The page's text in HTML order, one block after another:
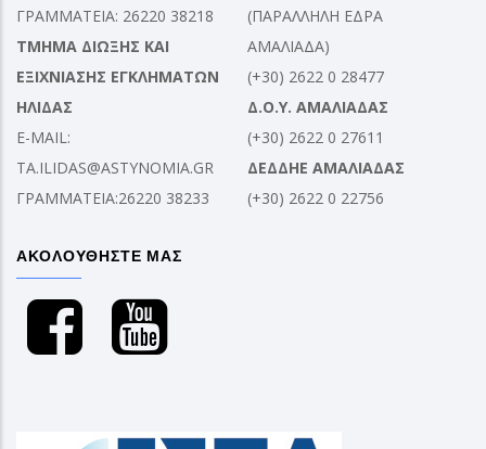
ΓΡΑΜΜΑΤΕΙΑ: 26220 38218
ΤΜΗΜΑ ΔΙΩΞΗΣ ΚΑΙ
ΕΞΙΧΝΙΑΣΗΣ ΕΓΚΛΗΜΑΤΩΝ
ΗΛΙΔΑΣ
E-MAIL:
TA.ILIDAS@ASTYNOMIA.GR
ΓΡΑΜΜΑΤΕΙΑ:26220 38233
(ΠΑΡΑΛΛΗΛΗ ΕΔΡΑ
ΑΜΑΛΙΑΔΑ)
(+30) 2622 0 28477
Δ.Ο.Υ. ΑΜΑΛΙΑΔΑΣ
(+30) 2622 0 27611
ΔΕΔΔΗΕ ΑΜΑΛΙΑΔΑΣ
(+30) 2622 0 22756
ΑΚΟΛΟΥΘΗΣΤΕ ΜΑΣ